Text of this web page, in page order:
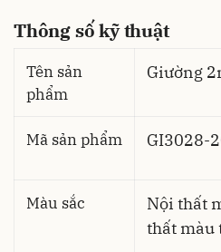
Thông số kỹ thuật
Tên sản
phẩm
Giường
Mã sản phẩm GI3028-
Màu sắc
Nội thất
thất màu